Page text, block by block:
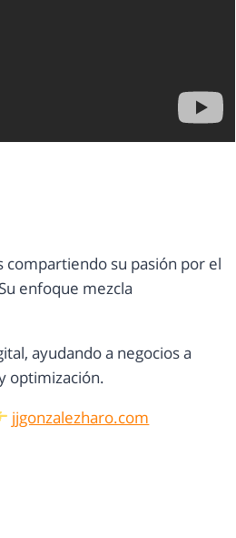
compartiendo su pasión por el
enfoque mezcla
ayudando a negocios a
optimización.
jjgonzalezharo.com